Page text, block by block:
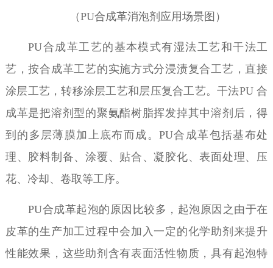
（PU合成革消泡剂应用场景图）
PU合成革工艺的基本模式有湿法工艺和干法工
艺 ，按合成革工艺的实施方式分浸渍复合工艺，直接
涂层工艺，转移涂层工艺和层压复合工艺。干法PU 合
成革是把溶剂型的聚氨酯树脂挥发掉其中溶剂后，得
到的多层薄膜加上底布而成。PU合成革包括基布处
理、胶料制备、涂覆、贴合、凝胶化、表面处理、压
花、冷却、卷取等工序。
PU合成革起泡的原因比较多，起泡原因之由于在
皮革的生产加工过程中会加入一定的化学助剂来提升
性能效果，这些助剂含有表面活性物质，具有起泡特